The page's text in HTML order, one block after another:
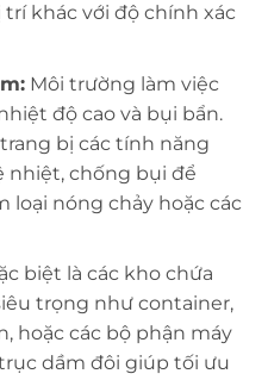
khác với độ chính xác
Môi trường làm việc
độ cao và bụi bẩn.
bị các tính năng
nhiệt, chống bụi để
loại nóng chảy hoặc các
biệt là các kho chứa
trọng như container,
hoặc các bộ phận máy
dầm đôi giúp tối ưu